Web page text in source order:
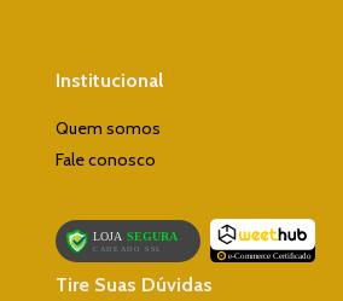
Institucional
Quem somos
Fale conosco
Tire Suas Dúvidas